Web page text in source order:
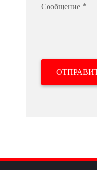
Сообщение *